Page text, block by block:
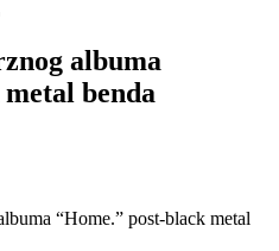
albuma
benda
“Home.” post-black metal